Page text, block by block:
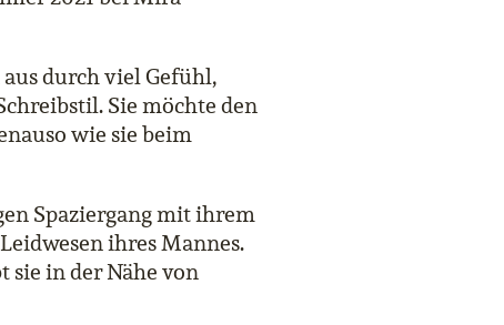
durch viel Gefühl,
Sie möchte den
wie sie beim
Spaziergang mit ihrem
ihres Mannes.
in der Nähe von